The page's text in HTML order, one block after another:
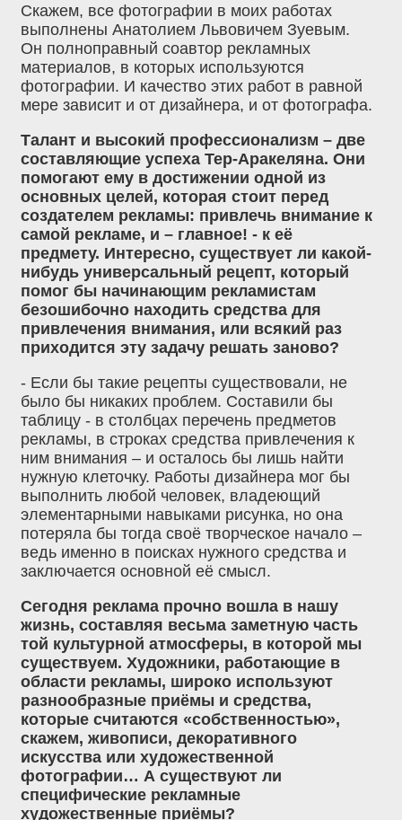
Скажем, все фотографии в моих работах
выполнены Анатолием Львовичем Зуевым.
Он полноправный соавтор рекламных
материалов, в которых используются
фотографии. И качество этих работ в равной
мере зависит и от дизайнера, и от фотографа.
Талант и высокий профессионализм – две
составляющие успеха Тер-Аракеляна. Они
помогают ему в достижении одной из
основных целей, которая стоит перед
создателем рекламы: привлечь внимание к
самой рекламе, и – главное! - к её
предмету. Интересно, существует ли какой-
нибудь универсальный рецепт, который
помог бы начинающим рекламистам
безошибочно находить средства для
привлечения внимания, или всякий раз
приходится эту задачу решать заново?
- Если бы такие рецепты существовали, не
было бы никаких проблем. Составили бы
таблицу - в столбцах перечень предметов
рекламы, в строках средства привлечения к
ним внимания – и осталось бы лишь найти
нужную клеточку. Работы дизайнера мог бы
выполнить любой человек, владеющий
элементарными навыками рисунка, но она
потеряла бы тогда своё творческое начало –
ведь именно в поисках нужного средства и
заключается основной её смысл.
Сегодня реклама прочно вошла в нашу
жизнь, составляя весьма заметную часть
той культурной атмосферы, в которой мы
существуем. Художники, работающие в
области рекламы, широко используют
разнообразные приёмы и средства,
которые считаются «собственностью»,
скажем, живописи, декоративного
искусства или художественной
фотографии… А существуют ли
специфические рекламные
художественные приёмы?